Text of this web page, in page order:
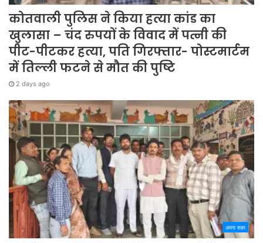
कोतवाली पुलिस ने किया हत्या कांड का
खुलासा – चंद रुपयों के विवाद में पत्नी की
पीट-पीटकर हत्या, पति गिरफ्तार- पोस्टमार्टम
में तिल्ली फटने से मौत की पुष्टि
2 days ago
अपना शहर